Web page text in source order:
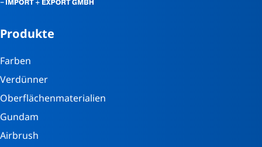
Produkte
Farben
Verdünner
Oberflächenmaterialien
Gundam
Airbrush